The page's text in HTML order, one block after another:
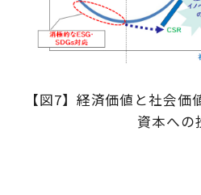
【図7】経済価値と社会
資本への